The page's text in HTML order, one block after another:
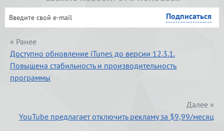
« Ранее
Доступно обновление iTunes до версии 12.3.1.
Повышена стабильность и производительность
программы
Далее »
YouTube предлагает отключить рекламу за $9,99/месяц